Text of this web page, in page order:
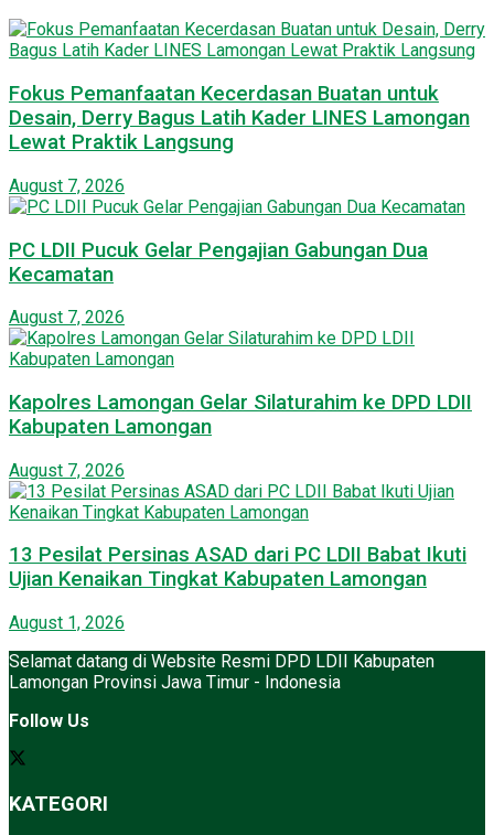
Fokus Pemanfaatan Kecerdasan Buatan untuk
Desain, Derry Bagus Latih Kader LINES Lamongan
Lewat Praktik Langsung
August 7, 2026
PC LDII Pucuk Gelar Pengajian Gabungan Dua
Kecamatan
August 7, 2026
Kapolres Lamongan Gelar Silaturahim ke DPD LDII
Kabupaten Lamongan
August 7, 2026
13 Pesilat Persinas ASAD dari PC LDII Babat Ikuti
Ujian Kenaikan Tingkat Kabupaten Lamongan
August 1, 2026
Selamat datang di Website Resmi DPD LDII Kabupaten
Lamongan Provinsi Jawa Timur - Indonesia
Follow Us
KATEGORI